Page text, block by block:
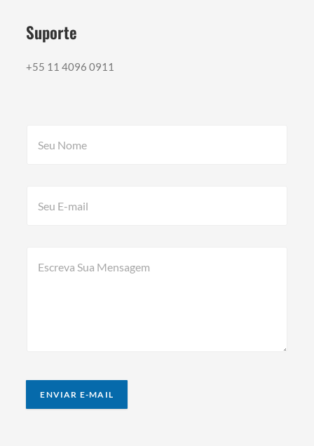
Suporte
+55 11 4096 0911
ENVIAR E-MAIL